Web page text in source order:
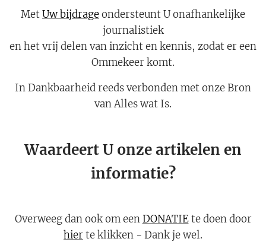
MetUw bijdrageondersteunt U onafhankelijke
journalistiek
en het vrij delen van inzicht en kennis, zodat er een
Ommekeer komt.
In Dankbaarheid reeds verbonden met onze Bron
van Alles wat Is.
Waardeert U onze artikelen en
informatie?
Overweeg dan ook om eenDONATIEte doen door
hierte klikken - Dank je wel.